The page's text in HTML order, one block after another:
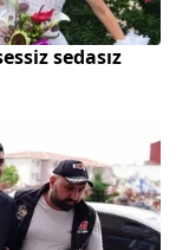
savaş
sedasız